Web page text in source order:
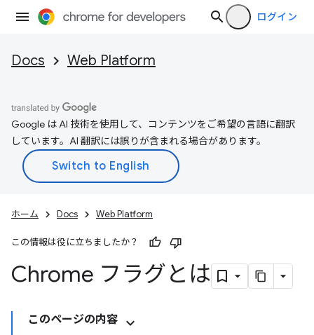
ログイン
Docs Web Platform
Google は AI 技術を使用して、コンテンツをご希望の言語に翻訳
しています。AI 翻訳には誤りが含まれる場合があります。
ホーム Docs Web Platform
この情報は役に立ちましたか？
Chrome フラグとは
このページの内容